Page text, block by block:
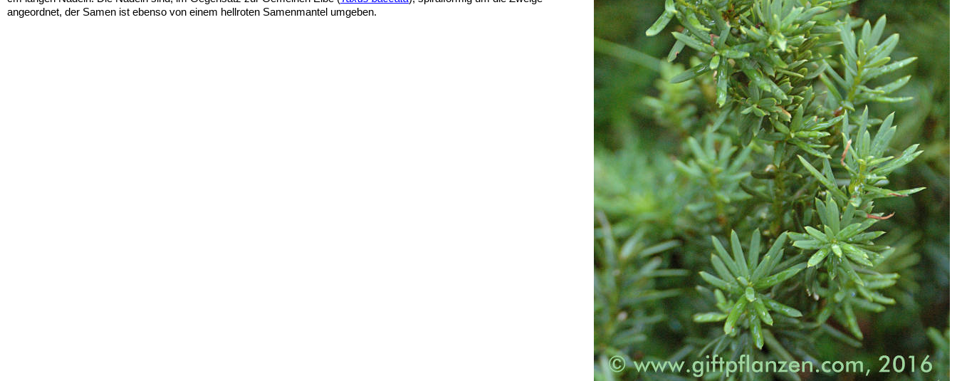
angeordnet, der Samen ist ebenso von einem hellroten Samenmantel umgeben.